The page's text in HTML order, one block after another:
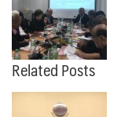
Related Posts